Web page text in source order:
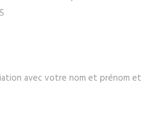
avec votre nom et prénom et